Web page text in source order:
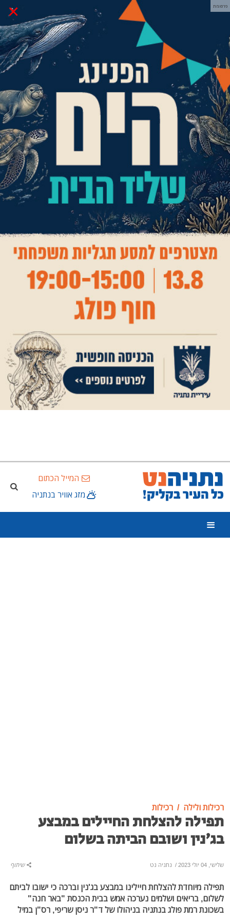
× פרסומת
המייל הכתום
מזג אוויר בנתניה
רכילות ולילה רכילות
תפילה להצלחת החיילים במבצע
בג'נין ושובם הביתה בשלום
שלישי, 04 יולי 2023 / נתניה נט שיתוף
תפילה מיוחדת להצלחת חיילינו במבצע בג'נין וברכה כי ישובו לביתם
לשלום, בריאים ושלמים נערכה אמש בבית הכנסת "באר חנה"
בשכונת רמת פולג בנתניה בניהולו של ד"ר ניסן שריפי, רס"ן במיל